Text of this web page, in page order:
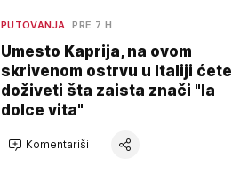
PUTOVANJA PRE 7 H
Umesto Kaprija, na ovom
skrivenom ostrvu u Italiji ćete
doživeti šta zaista znači "la
dolce vita"
Komentariši